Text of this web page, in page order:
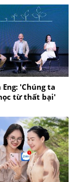
'Chúng ta
từ thất bại'